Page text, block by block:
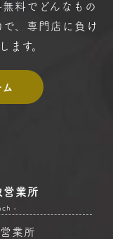
料で どんなもの
、専門店に 負け
ます。
営業所
-
業所